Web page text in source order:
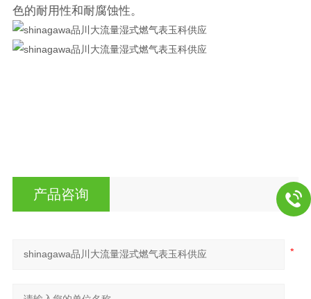
色的耐用性和耐腐蚀性。
产品咨询